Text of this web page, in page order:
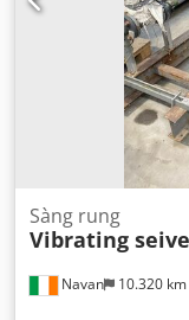
Navan 10.320 km
Sàng rung
Vibrating seive